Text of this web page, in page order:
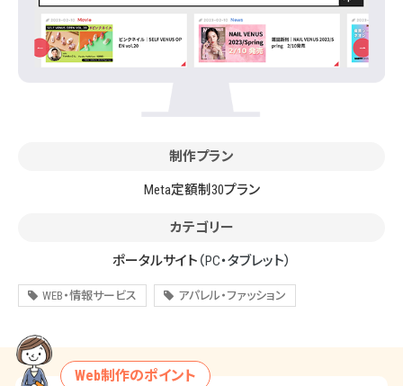
制作プラン
Meta定額制30プラン
カテゴリー
ポータルサイト （PC・タブレット）
WEB・情報サービス アパレル・ファッション
Web制作のポイント